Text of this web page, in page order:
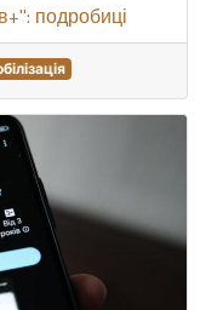
подробиці